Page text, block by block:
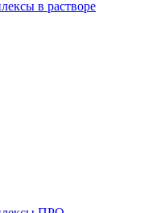
в растворе